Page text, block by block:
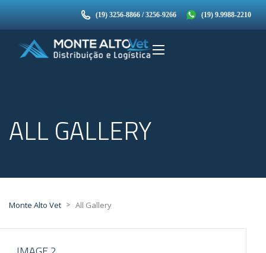
(19) 3256-8866 / 3256-9266 (19) 9.9988-2210
ALL GALLERY
Monte Alto Vet > All Gallery